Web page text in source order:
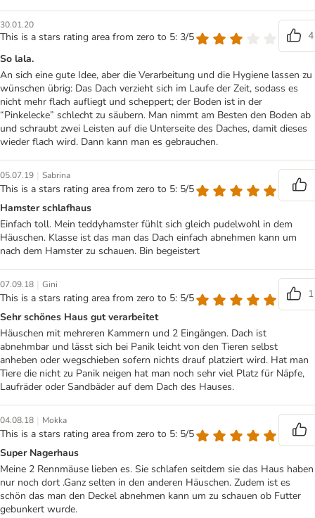
30.01.20
This is a stars rating area from zero to 5: 3/5
4
So lala.
An sich eine gute Idee, aber die Verarbeitung und die Hygiene lassen zu
wünschen übrig: Das Dach verzieht sich im Laufe der Zeit, sodass es
nicht mehr flach aufliegt und scheppert; der Boden ist in der
“Pinkelecke” schlecht zu säubern. Man nimmt am Besten den Boden ab
und schraubt zwei Leisten auf die Unterseite des Daches, damit dieses
wieder flach wird. Dann kann man es gebrauchen.
05.07.19 | Sabrina
This is a stars rating area from zero to 5: 5/5
Hamster schlafhaus
Einfach toll. Mein teddyhamster fühlt sich gleich pudelwohl in dem
Häuschen. Klasse ist das man das Dach einfach abnehmen kann um
nach dem Hamster zu schauen. Bin begeistert
07.09.18 | Gini
This is a stars rating area from zero to 5: 5/5
1
Sehr schönes Haus gut verarbeitet
Häuschen mit mehreren Kammern und 2 Eingängen. Dach ist
abnehmbar und lässt sich bei Panik leicht von den Tieren selbst
anheben oder wegschieben sofern nichts drauf platziert wird. Hat man
Tiere die nicht zu Panik neigen hat man noch sehr viel Platz für Näpfe,
Laufräder oder Sandbäder auf dem Dach des Hauses.
04.08.18 | Mokka
This is a stars rating area from zero to 5: 5/5
Super Nagerhaus
Meine 2 Rennmäuse lieben es. Sie schlafen seitdem sie das Haus haben
nur noch dort .Ganz selten in den anderen Häuschen. Zudem ist es
schön das man den Deckel abnehmen kann um zu schauen ob Futter
gebunkert wurde.